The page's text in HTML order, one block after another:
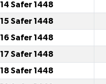
14 Safer 1448
15 Safer 1448
16 Safer 1448
17 Safer 1448
18 Safer 1448